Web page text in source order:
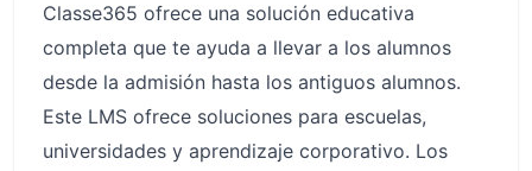
Classe365 ofrece una solución educativa
completa que te ayuda a llevar a los alumnos
desde la admisión hasta los antiguos alumnos.
Este LMS ofrece soluciones para escuelas,
universidades y aprendizaje corporativo. Los